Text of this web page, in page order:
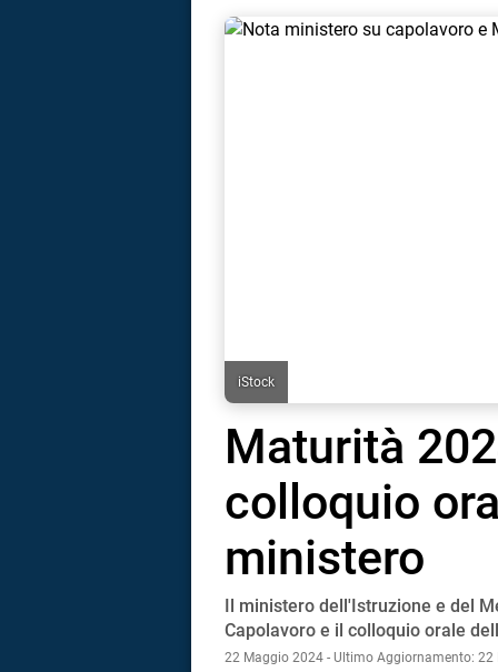
iStock
Maturità
colloquio
ministero
Il ministero dell'Istruzione e del
Capolavoro e il colloquio orale
22 Maggio 2024 - Ultimo Aggiornamento: 22